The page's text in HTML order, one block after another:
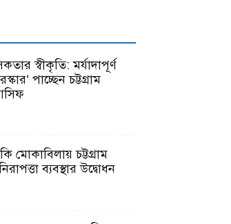
স্বীকৃতি: মর্যাদাপূর্ণ
পাচ্ছেন চট্টগ্রাম
মোকাবিলায় চট্টগ্রাম
ব্যবস্থার উদ্বোধন